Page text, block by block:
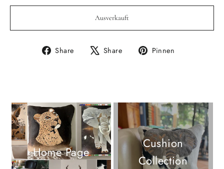
Ausverkauft
Share
Auf
Share
Auf
Pinnen
Home Page
Cushion
Collection